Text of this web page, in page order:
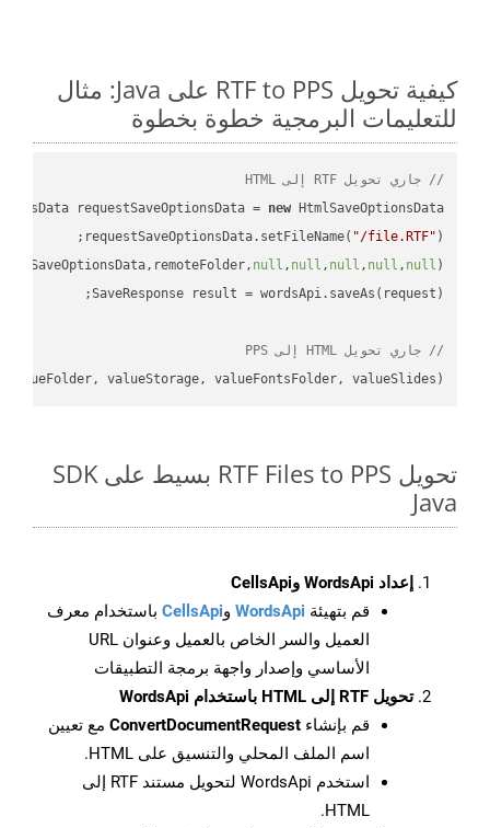
كيفية تحويل RTF to PPS على Java: مثال
للتعليمات البرمجية خطوة بخطوة
// جاري تحويل RTF إلى HTML
requestSaveOptionsData = new
requestSaveOptionsData.setFileName( "/file.RTF"
null , null , null , null , null
// جاري تحويل HTML إلى PPS
valueStorage, valueFontsFolder, valueSlides);
تحويل RTF Files to PPS بسيط على SDK
Java
إعداد WordsApi وCellsApi
قم بتهيئة WordsApi وCellsApi باستخدام معرف
العميل والسر الخاص بالعميل وعنوان URL
الأساسي وإصدار واجهة برمجة التطبيقات
تحويل RTF إلى HTML باستخدام WordsApi
قم بإنشاء ConvertDocumentRequest مع تعيين
اسم الملف المحلي والتنسيق على HTML.
استخدم WordsApi لتحويل مستند RTF إلى
HTML.